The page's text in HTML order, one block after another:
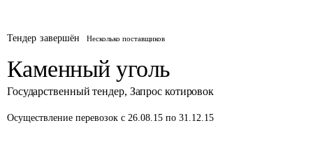
Тендер завершён Несколько поставщиков
Каменный уголь
Государственный тендер, Запрос котировок
Осуществление перевозок с 26.08.15 по 31.12.15